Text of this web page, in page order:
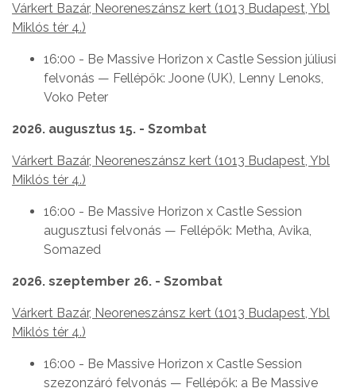
Várkert Bazár, Neoreneszánsz kert (1013 Budapest, Ybl
Miklós tér 4.)
16:00 - Be Massive Horizon x Castle Session júliusi
felvonás — Fellépők: Joone (UK), Lenny Lenoks,
Voko Peter
2026. augusztus 15. - Szombat
Várkert Bazár, Neoreneszánsz kert (1013 Budapest, Ybl
Miklós tér 4.)
16:00 - Be Massive Horizon x Castle Session
augusztusi felvonás — Fellépők: Metha, Avika,
Somazed
2026. szeptember 26. - Szombat
Várkert Bazár, Neoreneszánsz kert (1013 Budapest, Ybl
Miklós tér 4.)
16:00 - Be Massive Horizon x Castle Session
szezonzáró felvonás — Fellépők: a Be Massive